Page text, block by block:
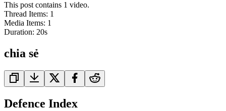
This post contains 1 video.
Thread Items: 1
Media Items: 1
Duration: 20s
chia sẻ
Defence Index